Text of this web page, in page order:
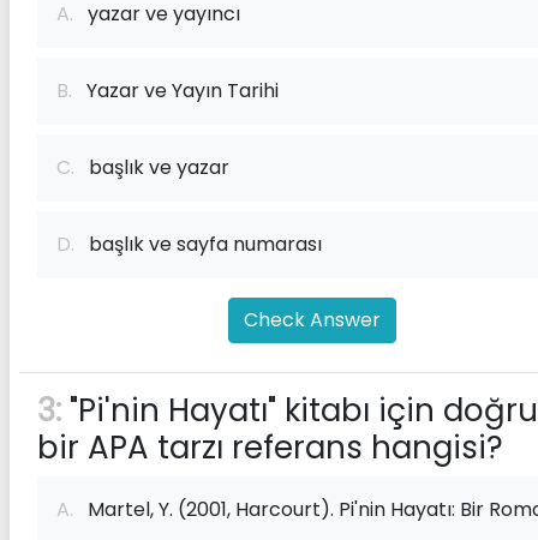
A. yazar ve yayıncı
B. Yazar ve Yayın Tarihi
C. başlık ve yazar
D. başlık ve sayfa numarası
Check Answer
3: "Pi'nin Hayatı" kitabı için doğru
bir APA tarzı referans hangisi?
A. Martel, Y. (2001, Harcourt). Pi'nin Hayatı: Bir